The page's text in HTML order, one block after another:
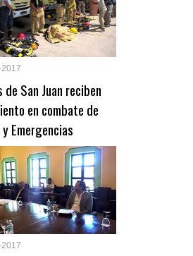
de San Juan reciben
en combate de
Emergencias